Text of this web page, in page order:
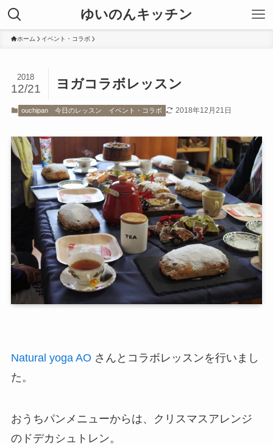
ゆいのんキッチン
ホーム イベント・コラボ
ヨガコラボレッスン
2018
12/21
ouchipan 今日のレッスン イベント・コラボ 2018年12月21日
Natural yoga AO さんとコラボレッスンを行いまし
た。
おうちパンメニューからは、クリスマスアレンジ
のドデカシュトレン。